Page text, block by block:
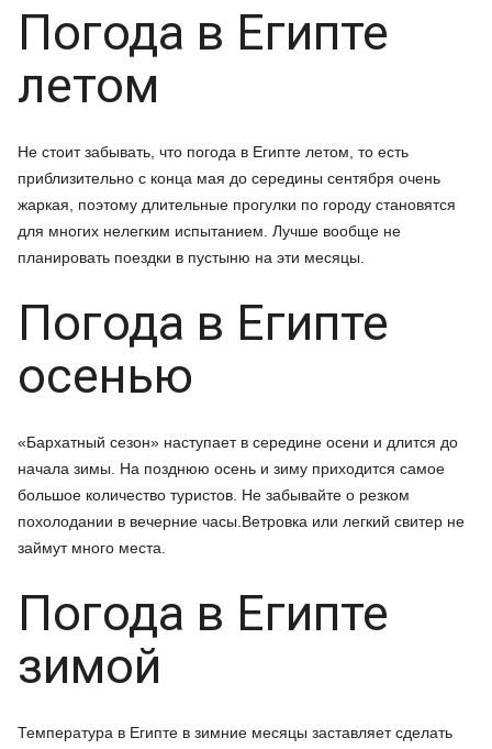
Погода в Египте
летом
Не стоит забывать, что погода в Египте летом, то есть
приблизительно с конца мая до середины сентября очень
жаркая, поэтому длительные прогулки по городу становятся
для многих нелегким испытанием. Лучше вообще не
планировать поездки в пустыню на эти месяцы.
Погода в Египте
осенью
«Бархатный сезон» наступает в середине осени и длится до
начала зимы. На позднюю осень и зиму приходится самое
большое количество туристов. Не забывайте о резком
похолодании в вечерние часы.Ветровка или легкий свитер не
займут много места.
Погода в Египте
зимой
Температура в Египте в зимние месяцы заставляет сделать